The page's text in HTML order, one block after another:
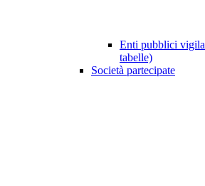
Enti pubblici
tabelle)
Società partecipate